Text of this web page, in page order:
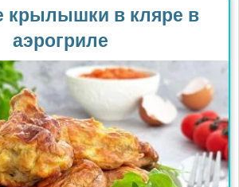
крылышки в кляре в
аэрогриле